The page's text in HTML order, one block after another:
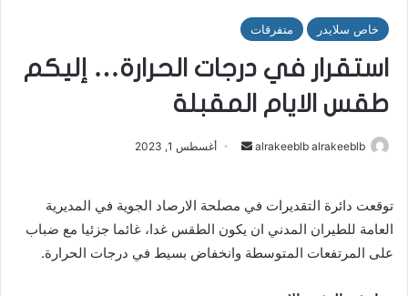
خاص سلايدر متفرقات
استقرار في درجات الحرارة… إليكم
طقس الايام المقبلة
alrakeeblb alrakeeblb
ل
ب
ر
أغسطس 1, 2023
توقعت دائرة التقديرات في مصلحة الارصاد الجوية في المديرية
العامة للطيران المدني ان يكون الطقس غدا، غائما جزئيا مع ضباب
على المرتفعات المتوسطة وانخفاض بسيط في درجات الحرارة.